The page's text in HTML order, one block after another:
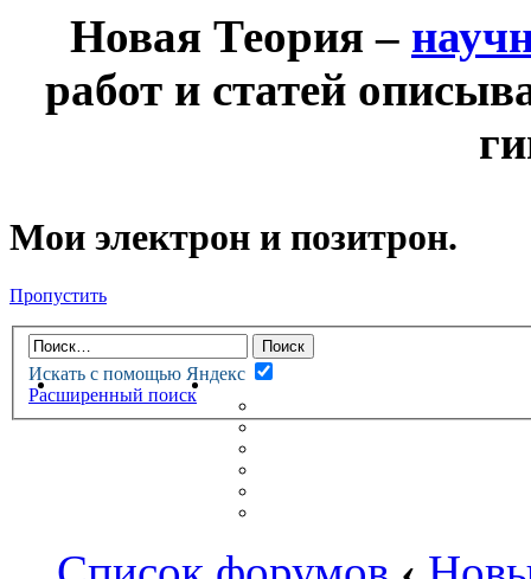
Новая Теория –
работ и статей
Мои электрон и позитрон.
Пропустить
Искать с помощью Яндекс
Расширенный поиск
НОВАЯ ТЕОРИЯФОРУМ
НЕПРОЧИТАННЫЕ